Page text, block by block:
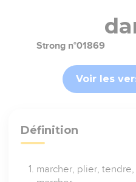
Strong n°01869
Voir les
Définition
marcher, plier,